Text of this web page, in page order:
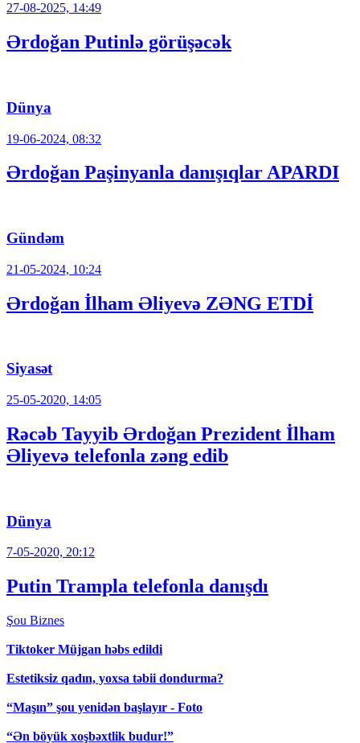
27-08-2025, 14:49
Ərdoğan Putinlə görüşəcək
Dünya
19-06-2024, 08:32
Ərdoğan Paşinyanla danışıqlar APARDI
Gündəm
21-05-2024, 10:24
Ərdoğan İlham Əliyevə ZƏNG ETDİ
Siyasət
25-05-2020, 14:05
Rəcəb Tayyib Ərdoğan Prezident İlham
Əliyevə telefonla zəng edib
Dünya
7-05-2020, 20:12
Putin Trampla telefonla danışdı
Şou Biznes
Tiktoker Müjgan həbs edildi
Estetiksiz qadın, yoxsa təbii dondurma?
“Maşın” şou yenidən başlayır - Foto
“Ən böyük xoşbəxtlik budur!”